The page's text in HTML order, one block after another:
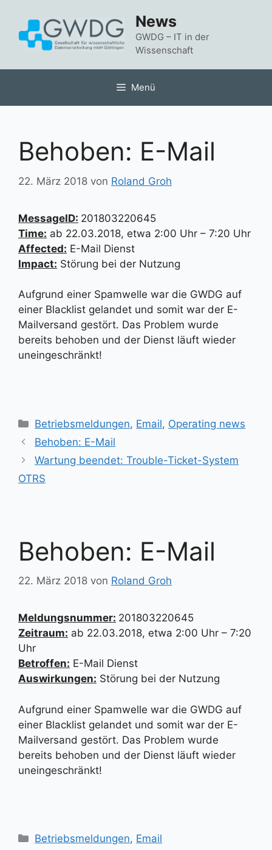
springen
News
GWDG – IT in der
Wissenschaft
Menü
Behoben: E-Mail
22. März 2018 von Roland Groh
MessageID: 201803220645
Time: ab 22.03.2018, etwa 2:00 Uhr – 7:20 Uhr
Affected: E-Mail Dienst
Impact: Störung bei der Nutzung
Aufgrund einer Spamwelle war die GWDG auf
einer Blacklist gelandet und somit war der E-
Mailversand gestört. Das Problem wurde
bereits behoben und der Dienst läuft wieder
uneingeschränkt!
Kategorien
Betriebsmeldungen, Email, Operating news
Behoben: E-Mail
Wartung beendet: Trouble-Ticket-System
OTRS
Behoben: E-Mail
22. März 2018 von Roland Groh
Meldungsnummer: 201803220645
Zeitraum: ab 22.03.2018, etwa 2:00 Uhr – 7:20
Uhr
Betroffen: E-Mail Dienst
Auswirkungen: Störung bei der Nutzung
Aufgrund einer Spamwelle war die GWDG auf
einer Blacklist gelandet und somit war der E-
Mailversand gestört. Das Problem wurde
bereits behoben und der Dienst läuft wieder
uneingeschränkt!
Kategorien
Betriebsmeldungen, Email